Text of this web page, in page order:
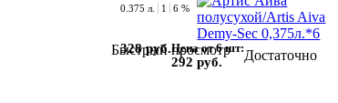
Быстрый просмотр
0.375 л. 1 6 %
328 руб.Цена от 6 шт:
292 руб. Достаточно